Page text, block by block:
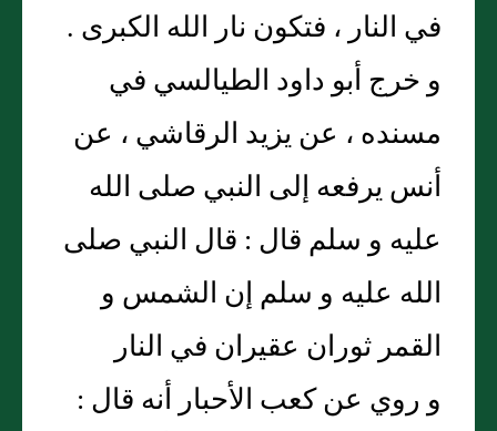
في النار ، فتكون نار الله الكبرى .
و خرج أبو داود الطيالسي في
مسنده ، عن يزيد الرقاشي ، عن
أنس يرفعه إلى النبي صلى الله
عليه و سلم قال : قال النبي صلى
الله عليه و سلم إن الشمس و
القمر ثوران عقيران في النار
و روي عن كعب الأحبار أنه قال :